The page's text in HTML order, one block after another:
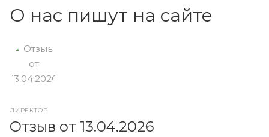
О нас пишут на сайте
ДИРЕКТОР
Отзыв от 13.04.2026